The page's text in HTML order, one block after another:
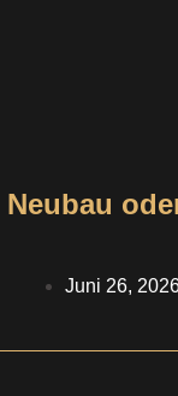
Neubau
Juni 26,